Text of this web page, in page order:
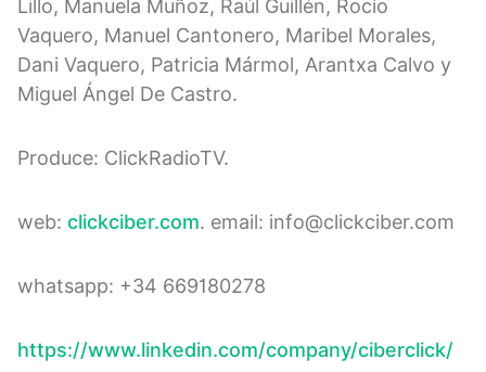
Lillo, Manuela Muñoz, Raúl Guillén, Rocío
Vaquero, Manuel Cantonero, Maribel Morales,
Dani Vaquero, Patricia Mármol, Arantxa Calvo y
Miguel Ángel De Castro.
Produce: ClickRadioTV.
web: clickciber.com. email: info@clickciber.com
whatsapp: +34 669180278
https://www.linkedin.com/company/ciberclick/